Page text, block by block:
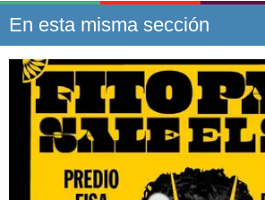
En esta misma sección